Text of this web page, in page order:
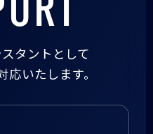
タントとして
いたします。